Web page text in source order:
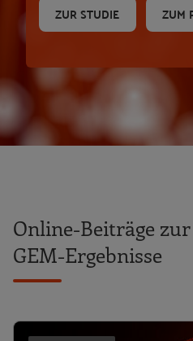
ZUR STUDIE ZUM
Online-Beiträge
GEM-Ergebnisse